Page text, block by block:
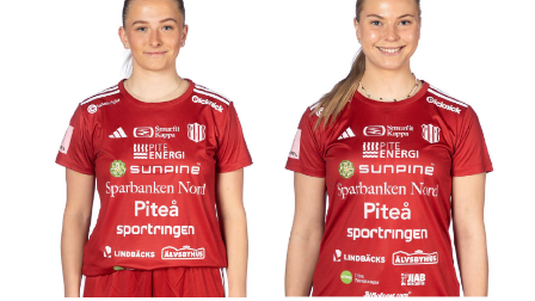
MATCHER & SERIETABELL